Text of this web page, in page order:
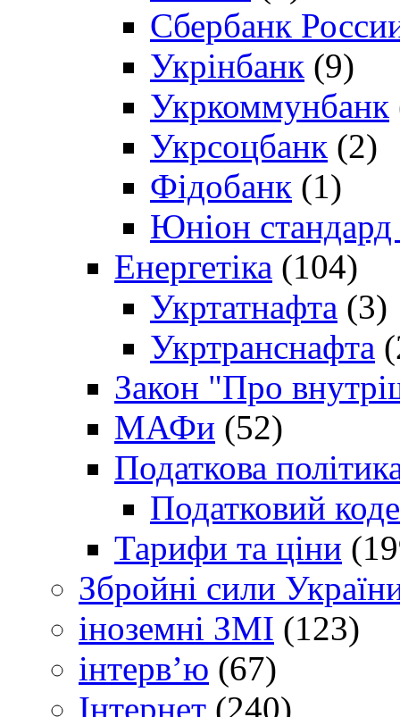
Сбербанк
Укрінбанк (9)
Укркоммунбанк
Укрсоцбанк (2)
Фідобанк (1)
Юніон стандард
Енергетіка (104)
Укртатнафта (3)
Укртранснафта
Закон "Про
МАФи (52)
Податкова
Податковий
Тарифи та ціни
Збройні сили
іноземні ЗМІ (123)
інтерв’ю (67)
Інтернет (240)